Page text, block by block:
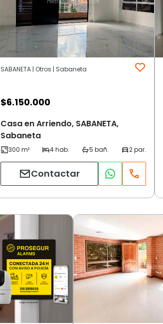
SABANETA | Otros | Sabaneta
$6.150.000
Casa en Arriendo, SABANETA,
Sabaneta
Contactar